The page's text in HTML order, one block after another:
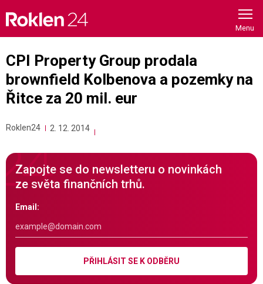
content
CPI Property Group prodala
brownfield Kolbenova a pozemky na
Řitce za 20 mil. eur
Roklen24 2. 12. 2014
Zapojte se do newsletteru o novinkách
ze světa finančních trhů.
Email:
PŘIHLÁSIT SE K ODBĚRU